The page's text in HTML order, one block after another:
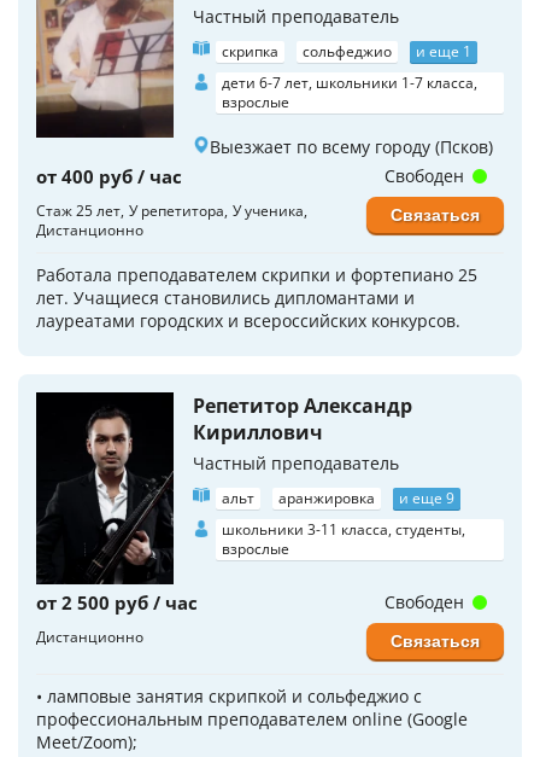
Частный преподаватель
скрипка сольфеджио
и еще 1
дети 6-7 лет, школьники 1-7 класса,
взрослые
Выезжает по всему городу (Псков)
от 400 руб / час
Стаж 25 лет У репетитора У ученика
Дистанционно
Работала преподавателем скрипки и фортепиано 25
лет. Учащиеся становились дипломантами и
лауреатами городских и всероссийских конкурсов.
Свободен
Связаться
Репетитор Александр
Кириллович
Частный преподаватель
альт аранжировка
и еще 9
школьники 3-11 класса, студенты,
взрослые
от 2 500 руб / час
Дистанционно
• ламповые занятия скрипкой и сольфеджио с
профессиональным преподавателем online (Google
Meet/Zoom);
Свободен
Связаться